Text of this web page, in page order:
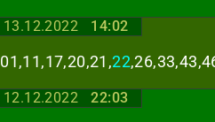
13.12.2022 14:02
01,11,17,20,21,22
12.12.2022 22:03